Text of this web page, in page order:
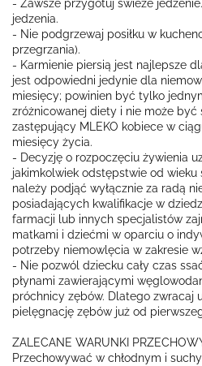
- Zawsze przygotuj świeże
jedzenia.
- Nie podgrzewaj posiłku w
przegrzania).
- Karmienie piersią jest najlepsze
jest odpowiedni jedynie dla
miesięcy; powinien być tylko
zróżnicowanej diety i nie może być
zastępujący MLEKO kobiece w
miesięcy życia.
- Decyzję o rozpoczęciu żywienia
jakimkolwiek odstępstwie od wieku
należy podjąć wyłącznie za radą
posiadających kwalifikacje w
farmacji lub innych specjalistów
matkami i dziećmi w oparciu o
potrzeby niemowlęcia w zakresie
- Nie pozwól dziecku cały czas
płynami zawierającymi
próchnicy zębów. Dlatego zwracaj
pielęgnację zębów już od
ZALECANE WARUNKI
Przechowywać w chłodnym i